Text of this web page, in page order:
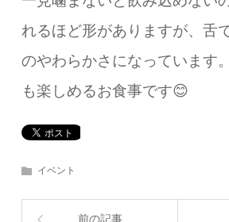
れるほど形がありますが、舌
のやわらかさになっています
も楽しめるお食事です😊
イベント
前の記事